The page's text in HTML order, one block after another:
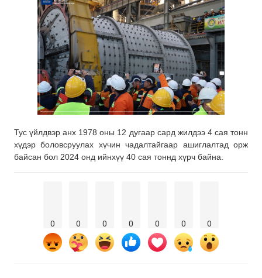
Тус үйлдвэр анх 1978 оны 12 дугаар сард жилдээ 4 сая тонн
хүдэр боловсруулах хүчин чадалтайгаар ашиглалтад орж
байсан бол 2024 онд ийнхүү 40 сая тоннд хүрч байна.
0 0 0 0 0 0 0